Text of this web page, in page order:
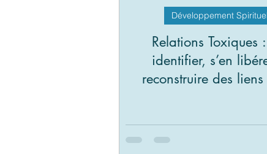
Relations Toxiques
identifier, s’en
reconstruire des
Développement Spirituel